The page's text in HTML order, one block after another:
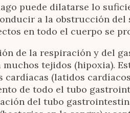
puede dilatarse lo
a la obstrucción del
en todo el cuerpo se
de la respiración y del
muchos tejidos (hipoxia).
cardíacas (latidos
de todo el tubo
del tubo